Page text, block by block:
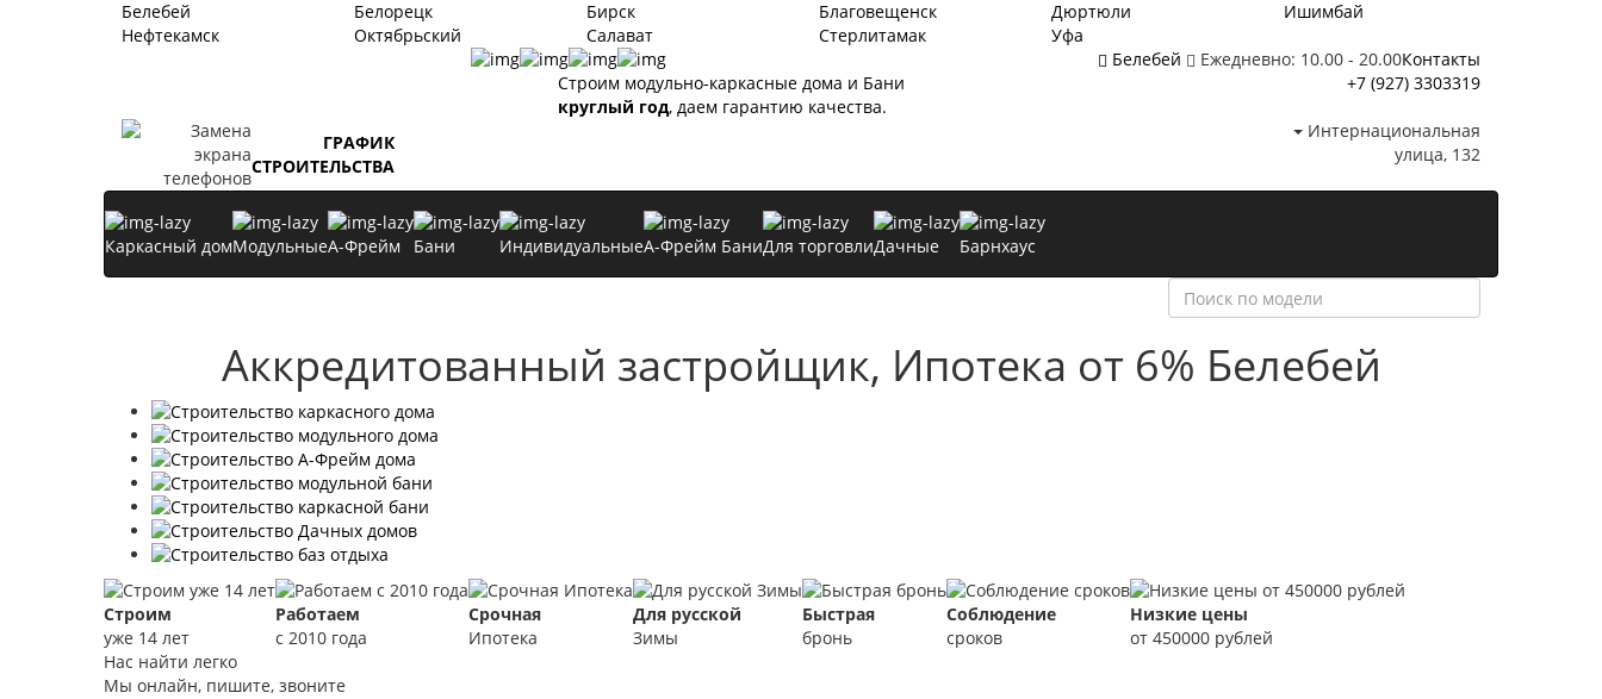
Белебей Белорецк Бирск Благовещенск Дюртюли
Ишимбай
Нефтекамск
Октябрьский Салават Стерлитамак
Уфа
Белебей
Ежедневно: 10.00 - 20.00Контакты
Строим модульно-каркасные дома и Бани
круглый год, даем гарантию качества.
+7 (927) 3303319
ГРАФИК
СТРОИТЕЛЬСТВА
Интернациональная
улица, 132
Каркасный домМодульныеА-Фрейм Бани ИндивидуальныеА-Фрейм БаниДля торговлиДачные Барнхаус
Аккредитованный застройщик, Ипотека от 6% Белебей
Строим
уже 14 лет
Работаем
с 2010 года
Срочная
Ипотека
Для русской
Зимы
Быстрая
бронь
Соблюдение
сроков
Низкие цены
от 450000 рублей
Нас найти легко
Мы онлайн, пишите, звоните